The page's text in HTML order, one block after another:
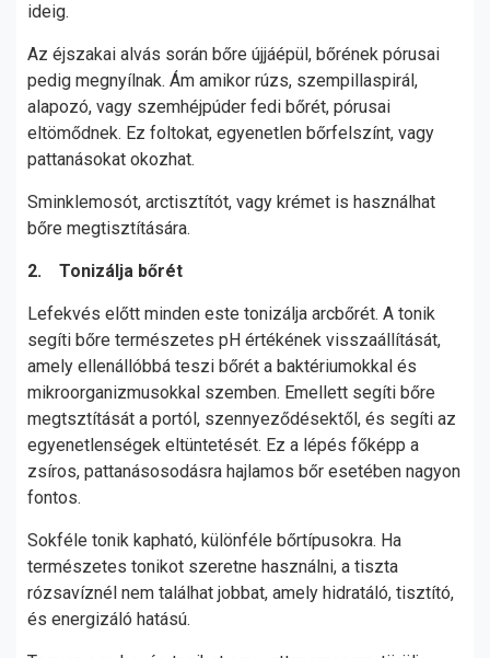
ideig.
Az éjszakai alvás során bőre újjáépül, bőrének pórusai
pedig megnyílnak. Ám amikor rúzs, szempillaspirál,
alapozó, vagy szemhéjpúder fedi bőrét, pórusai
eltömődnek. Ez foltokat, egyenetlen bőrfelszínt, vagy
pattanásokat okozhat.
Sminklemosót, arctisztítót, vagy krémet is használhat
bőre megtisztítására.
2. Tonizálja bőrét
Lefekvés előtt minden este tonizálja arcbőrét. A tonik
segíti bőre természetes pH értékének visszaállítását,
amely ellenállóbbá teszi bőrét a baktériumokkal és
mikroorganizmusokkal szemben. Emellett segíti bőre
megtsztítását a portól, szennyeződésektől, és segíti az
egyenetlenségek eltüntetését. Ez a lépés főképp a
zsíros, pattanásosodásra hajlamos bőr esetében nagyon
fontos.
Sokféle tonik kapható, különféle bőrtípusokra. Ha
természetes tonikot szeretne használni, a tiszta
rózsavíznél nem találhat jobbat, amely hidratáló, tisztító,
és energizáló hatású.